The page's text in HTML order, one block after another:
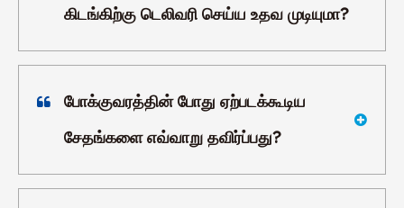
கிடங்கிற்கு டெலிவரி செய்ய உதவ முடியுமா?
போக்குவரத்தின் போது ஏற்படக்கூடிய
சேதங்களை எவ்வாறு தவிர்ப்பது?